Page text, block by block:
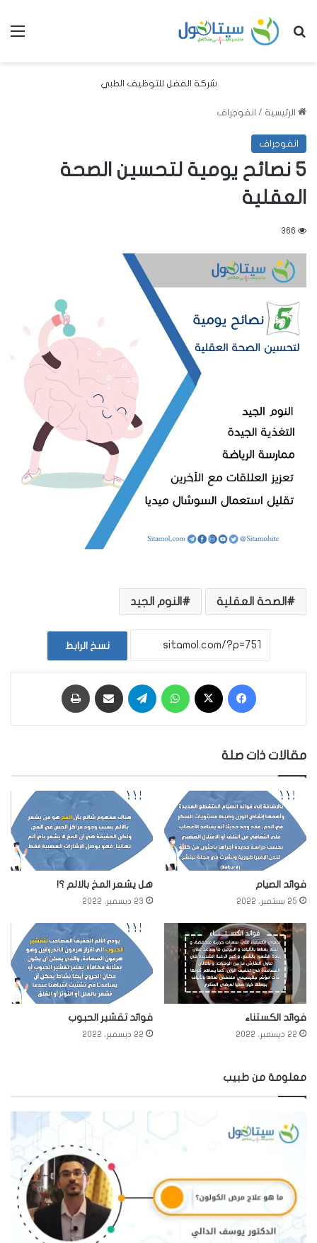
بحث عن
شركة الفضل للتوظيف الطبي
الرئيسية / انفوجراف
انفوجراف
5 نصائح يومية لتحسين الصحة
العقلية
366
الصحة العقلية النوم الجيد
نسخ الرابط
مقالات ذات صلة
فوائد الصيام
25 سبتمبر، 2022
هل يشعر المخ بالالم ؟!
23 ديسمبر، 2022
فوائد الكستناء
22 ديسمبر، 2022
فوائد تقشير الحبوب
22 ديسمبر، 2022
معلومة من طبيب